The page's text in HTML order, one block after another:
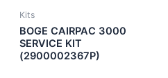
Kits
BOGE CAIRPAC 3000
SERVICE KIT
(2900002367P)